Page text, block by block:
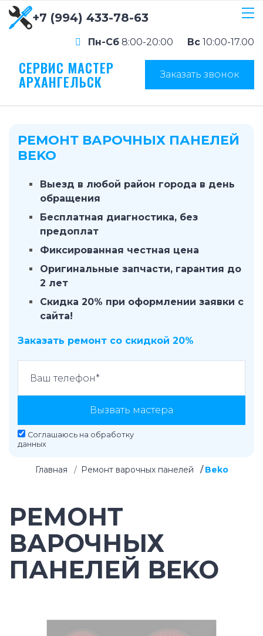
+7 (994) 433-78-63
Пн-Сб 8:00-20:00 Вс 10:00-17.00
СЕРВИС МАСТЕР
АРХАНГЕЛЬСК Заказать звонок
РЕМОНТ ВАРОЧНЫХ ПАНЕЛЕЙ
BEKO
Выезд в любой район города в день
обращения
Бесплатная диагностика, без
предоплат
Фиксированная честная цена
Оригинальные запчасти, гарантия до
2 лет
Скидка 20% при оформлении заявки с
сайта!
Заказать ремонт со скидкой 20%
Вызвать мастера
Соглашаюсь на обработку
данных
Главная Ремонт варочных панелей Beko
РЕМОНТ
ВАРОЧНЫХ
ПАНЕЛЕЙ BEKO